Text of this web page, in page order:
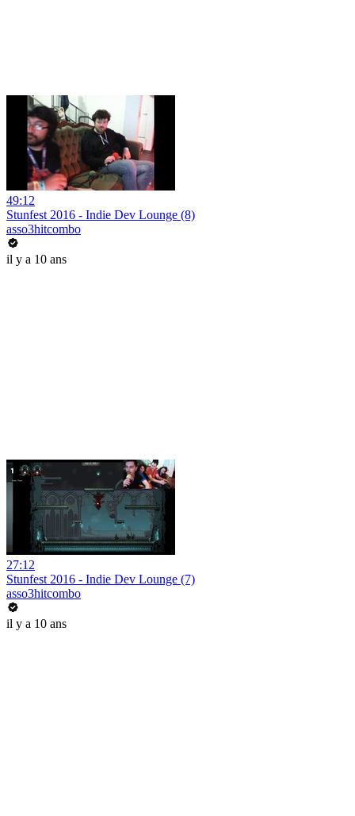
49:12
Stunfest 2016 - Indie Dev Lounge (8)
asso3hitcombo
il y a 10 ans
27:12
Stunfest 2016 - Indie Dev Lounge (7)
asso3hitcombo
il y a 10 ans